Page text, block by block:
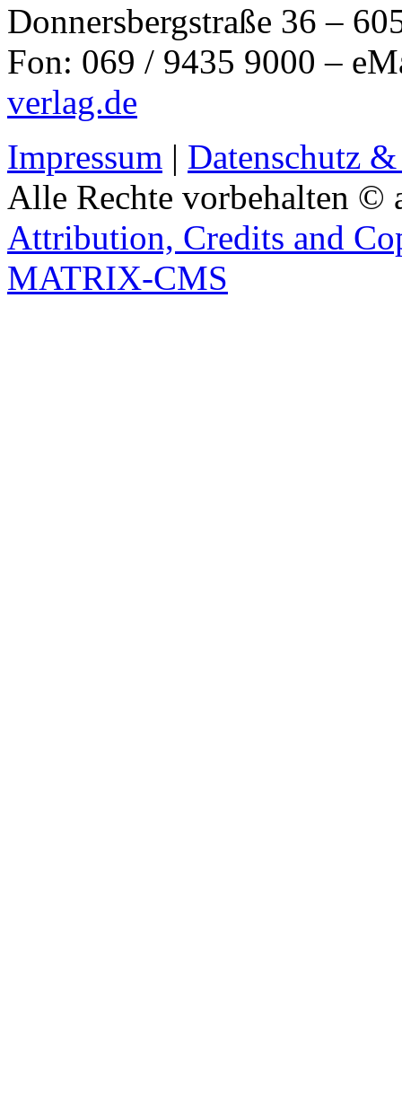
Donnersbergstraße 36 –
Fon: 069 / 9435 9000 –
verlag.de
Impressum | Datenschutz
Alle Rechte vorbehalten ©
Attribution, Credits and
MATRIX-CMS